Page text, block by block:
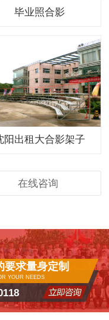
毕业照合影
阳出租大合影架子
在线咨询
要求量身定制
YOUR NEEDS